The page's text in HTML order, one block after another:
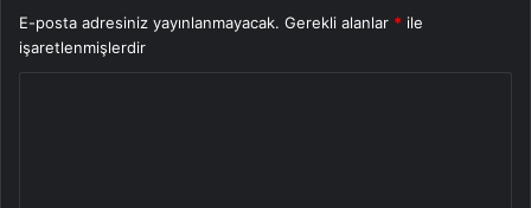
E-posta adresiniz yayınlanmayacak. Gerekli alanlar * ile
işaretlenmişlerdir